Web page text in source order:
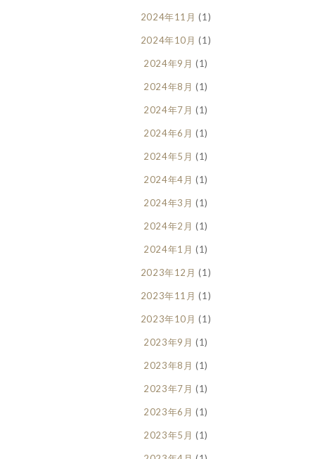
2024年11月 (1)
2024年10月 (1)
2024年9月 (1)
2024年8月 (1)
2024年7月 (1)
2024年6月 (1)
2024年5月 (1)
2024年4月 (1)
2024年3月 (1)
2024年2月 (1)
2024年1月 (1)
2023年12月 (1)
2023年11月 (1)
2023年10月 (1)
2023年9月 (1)
2023年8月 (1)
2023年7月 (1)
2023年6月 (1)
2023年5月 (1)